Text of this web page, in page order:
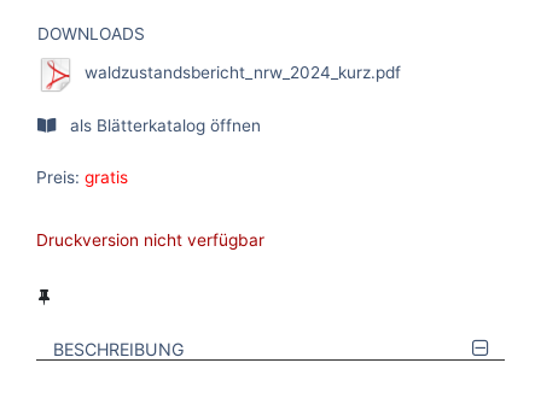
DOWNLOADS
waldzustandsbericht_nrw_2024_kurz.pdf
als Blätterkatalog öffnen
Preis: gratis
Druckversion nicht verfügbar
BESCHREIBUNG